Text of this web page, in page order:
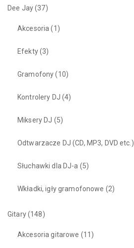
Dee Jay(37)
Akcesoria (1)
Efekty(3)
Gramofony(10)
Kontrolery DJ (4)
Miksery DJ (5)
Odtwarzacze DJ (CD, MP3, DVD etc.)
Słuchawki dla DJ-a (5)
Wkładki, igły gramofonowe (2)
Gitary(148)
Akcesoria gitarowe (11)